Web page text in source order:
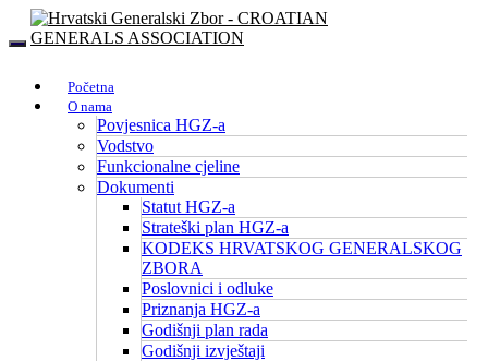
Početna
O nama
Povjesnica HGZ-a
Vodstvo
Funkcionalne cjeline
Dokumenti
Statut HGZ-a
Strateški plan HGZ-a
KODEKS HRVATSKOG GENERALSKOG
ZBORA
Poslovnici i odluke
Priznanja HGZ-a
Godišnji plan rada
Godišnji izvještaji